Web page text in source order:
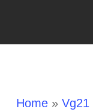
Home» Vg21